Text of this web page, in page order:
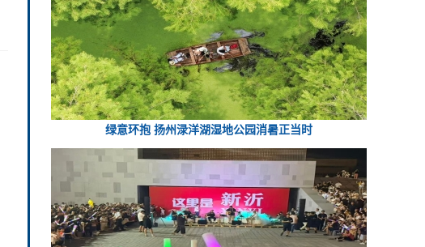
绿意环抱 扬州渌洋湖湿地公园消暑正当时